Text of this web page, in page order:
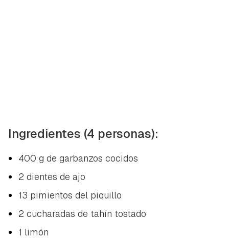
Ingredientes (4 personas):
400 g de garbanzos cocidos
2 dientes de ajo
13 pimientos del piquillo
2 cucharadas de tahín tostado
1 limón